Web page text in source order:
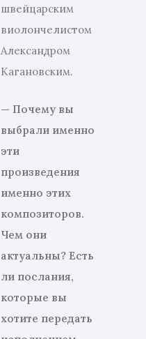
швейцарским
виолончелистом
Александром
Кагановским.
— Почему вы
выбрали именно
эти
произведения
именно этих
композиторов.
Чем они
актуальны? Есть
ли послания,
которые вы
хотите передать